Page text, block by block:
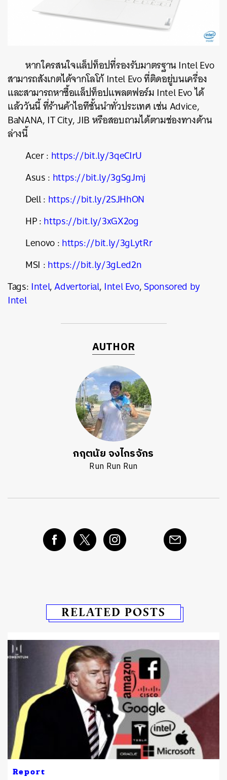
หากใครสนใจแล็ปท็อปที่รองรับมาตรฐาน Intel Evo
สามารถสังเกตได้จากโลโก้ Intel Evo ที่ติดอยู่บนเครื่อง
และสามารถหาซื้อแล็ปท็อปแพลตฟอร์ม Intel Evo ได้
แล้ววันนี้ ที่ร้านค้าไอทีชั้นนำทั่วประเทศ เช่น Advice,
BaNANA, IT City, JIB หรือสอบถามได้ตามช่องทางด้าน
ล่างนี้
Acer : https://bit.ly/3qeCIrU
Asus : https://bit.ly/3gSgJmj
Dell : https://bit.ly/2SJHhON
HP :https://bit.ly/3xGX2og
Lenovo :https://bit.ly/3gLytRr
MSI :https://bit.ly/3gLed2n
Tags: Intel,Advertorial, Intel Evo,Sponsored by
Intel
AUTHOR
กฤตนัย จงไกรจักร
Run Run Run
RELATED POSTS
Report